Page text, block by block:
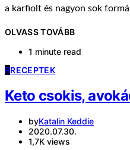
a karfiolt és nagyon sok
OLVASS TOVÁBB
1 minute read
RRECEPTEK
Keto csokis,
byKatalin Keddie
2020.07.30.
1,7K views